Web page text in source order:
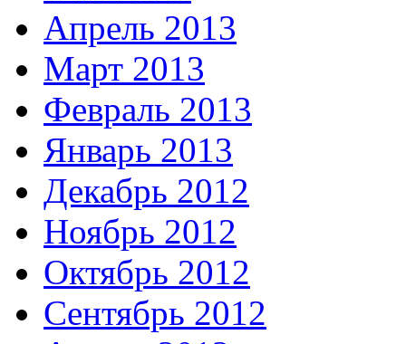
Апрель 2013
Март 2013
Февраль 2013
Январь 2013
Декабрь 2012
Ноябрь 2012
Октябрь 2012
Сентябрь 2012